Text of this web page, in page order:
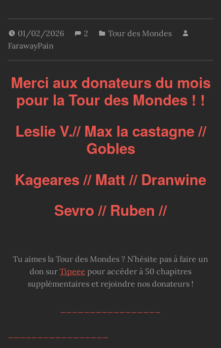
01/02/2026 2
Tour des Mondes
FarawayPain
Merci aux donateurs du mois
pour la Tour des Mondes ! !
Leslie V.// Max la castagne //
Gobles
Kageares // Matt // Dranwine
Sevro // Ruben //
Tu aimes la Tour des Mondes ? N’hésite pas à faire un
don sur Tipeee pour accèder à 50 chapitres
supplémentaires et rejoindre nos donateurs !